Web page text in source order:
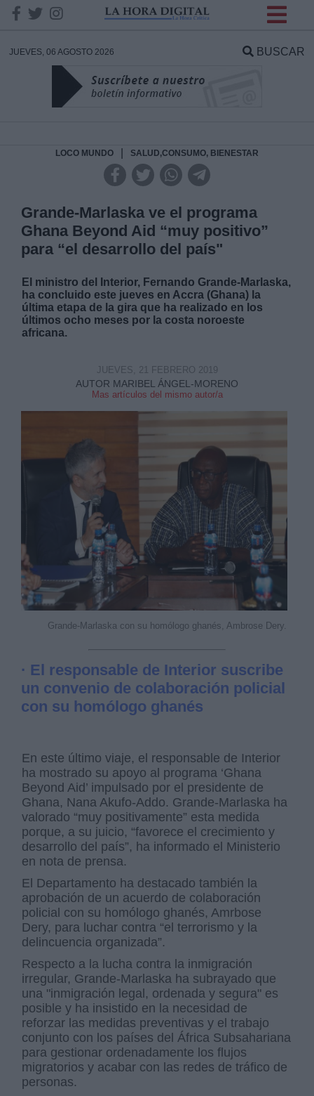
JUEVES, 06 AGOSTO 2026 BUSCAR
LOCO MUNDO SALUD,CONSUMO, BIENESTAR
Grande-Marlaska ve el programa
Ghana Beyond Aid “muy positivo”
para “el desarrollo del país"
El ministro del Interior, Fernando Grande-Marlaska,
ha concluido este jueves en Accra (Ghana) la
última etapa de la gira que ha realizado en los
últimos ocho meses por la costa noroeste
africana.
AUTOR MARIBEL ÁNGEL-MORENO
Mas artículos del mismo autor/a
JUEVES, 21 FEBRERO 2019
Grande-Marlaska con su homólogo ghanés, Ambrose Dery.
· El responsable de Interior suscribe
un convenio de colaboración policial
con su homólogo ghanés
En este último viaje, el responsable de Interior
ha mostrado su apoyo al programa ‘Ghana
Beyond Aid’ impulsado por el presidente de
Ghana, Nana Akufo-Addo. Grande-Marlaska ha
valorado “muy positivamente” esta medida
porque, a su juicio, “favorece el crecimiento y
desarrollo del país”, ha informado el Ministerio
en nota de prensa.
El Departamento ha destacado también la
aprobación de un acuerdo de colaboración
policial con su homólogo ghanés, Amrbose
Dery, para luchar contra “el terrorismo y la
delincuencia organizada”.
Respecto a la lucha contra la inmigración
irregular, Grande-Marlaska ha subrayado que
una "inmigración legal, ordenada y segura" es
posible y ha insistido en la necesidad de
reforzar las medidas preventivas y el trabajo
conjunto con los países del África Subsahariana
para gestionar ordenadamente los flujos
migratorios y acabar con las redes de tráfico de
personas.
DATOS
Responsable:
Legitimación:
Destinatarios: